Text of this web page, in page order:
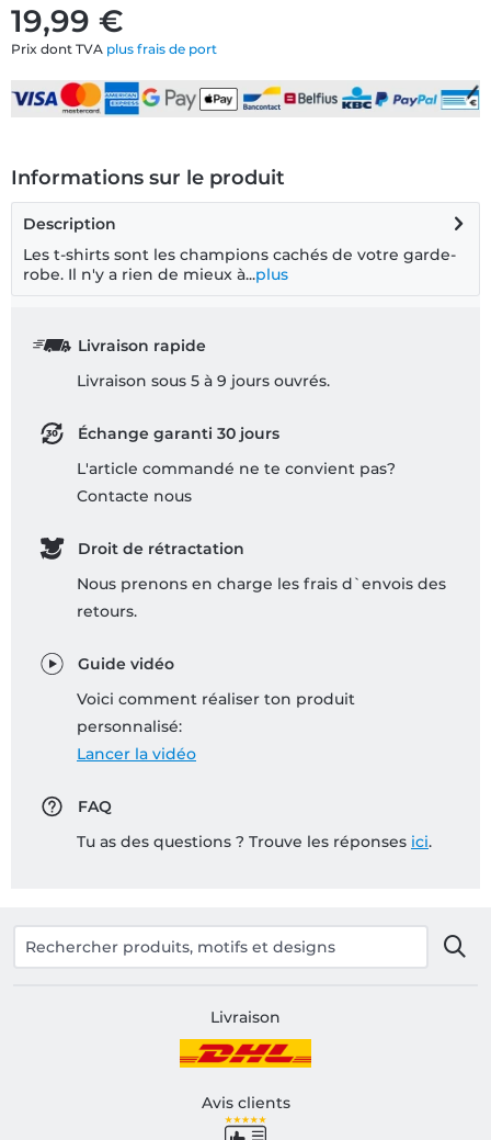
19,99 €
Prix dont TVA plus frais de port
Informations sur le produit
Description
Les t-shirts sont les champions cachés de votre garde-
robe. Il n'y a rien de mieux à...plus
Livraison rapide
Livraison sous 5 à 9 jours ouvrés.
Échange garanti 30 jours
L'article commandé ne te convient pas?
Contacte nous
Droit de rétractation
Nous prenons en charge les frais d`envois des
retours.
Guide vidéo
Voici comment réaliser ton produit
personnalisé:
Lancer la vidéo
FAQ
Tu as des questions ? Trouve les réponses ici.
Livraison
Avis clients